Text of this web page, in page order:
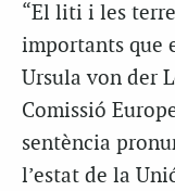
“El liti i les
importants que
Ursula von der
Comissió
sentència
l’estat de la